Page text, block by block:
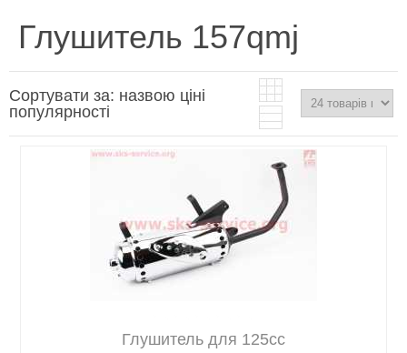
Глушитель 157qmj
Сортувати за: назвою ціні
популярності
Глушитель для 125cc